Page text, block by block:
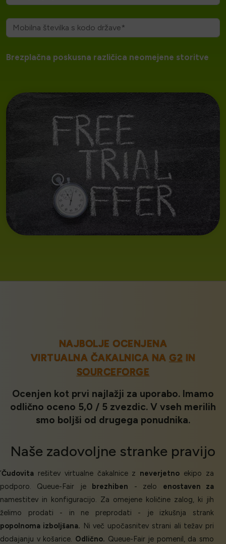
Brezplačna poskusna različica neomejene storitve
NAJBOLJE OCENJENA
VIRTUALNA ČAKALNICA NA G2 IN
SOURCEFORGE
Ocenjen kot prvi najlažji za uporabo. Imamo
odlično oceno 5,0 / 5 zvezdic. V vseh merilih
smo boljši od drugega ponudnika.
Naše zadovoljne stranke pravijo
‘Čudovita rešitev virtualne čakalnice z neverjetno ekipo za
podporo. Queue-Fair je brezhiben - zelo enostaven za
namestitev in konfiguracijo. Za omejene količine zalog, ki jih
želimo prodati - in ne preprodati - je izkušnja strank
popolnoma izboljšana. Ni več upočasnitev strani ali težav pri
dodajanju v košarice. Odlično. Queue-Fair je pomenil, da smo